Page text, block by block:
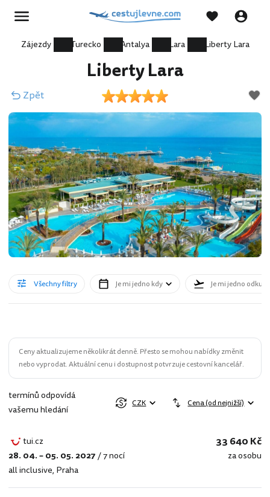
Zájezdy Turecko Antalya Lara Liberty Lara
Liberty Lara
Zpět
Všechny filtry Je mi jedno kdy Je mi jedno odkud
Ceny aktualizujeme několikrát denně. Přesto se mohou nabídky změnit
nebo vyprodat. Aktuální cenu i dostupnost potvrzuje cestovní kancelář.
termínů odpovídá
vašemu hledání
CZK Cena (od nejnižší)
tui.cz
tui.cz
28. 04. – 05. 05. 2027/7 nocí
all inclusive, Praha
33 640 Kč
za osobu